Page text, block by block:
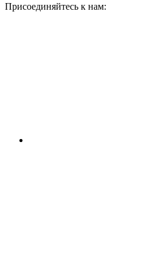
Присоединяйтесь к нам: